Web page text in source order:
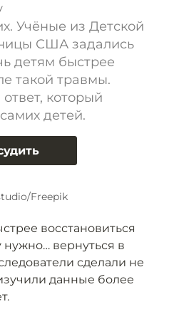
Учёные из Детской
США задались
детям быстрее
такой травмы.
который
детей.
Freepik
восстановиться
вернуться в
сделали не
данные более